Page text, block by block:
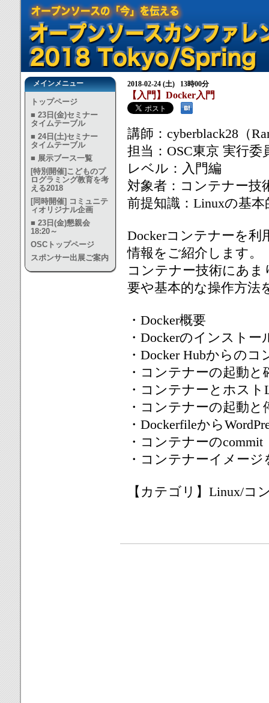
メインメニュー
トップページ
■ 23日(金)セミナー
タイムテーブル
■ 24日(土)セミナー
タイムテーブル
■ 展示ブース一覧
[特別開催]こどものプ
ログラミング教育を考
える2018
[同時開催] コミュニテ
ィオリジナル企画
■ 23日(金)懇親会
18:20～
OSCトップページ
スポンサー出展ご案内
2018-02-24 (土) 13時00分
【入門】Docker入門
講師：cyberblack28（
担当：OSC東京 実行委
レベル：入門編
対象者：コンテナー技
前提知識：Linuxの基
Dockerコンテナーを利
情報をご紹介します。
コンテナー技術にあま
要や基本的な操作方法
・Docker概要
・Dockerのインストー
・Docker Hubからの
・コンテナーの起動と
・コンテナーとホス
・コンテナーの起動と
・Dockerfileから
・コンテナーのcommit
・コンテナーイメージ
【カテゴリ】Linux/コ